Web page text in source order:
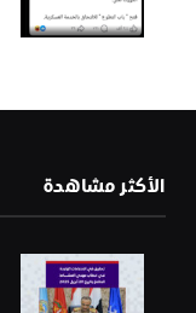
الأكثر مشاهدة